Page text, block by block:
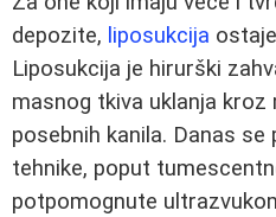
depozite, liposukcija
Liposukcija je hirurški
masnog tkiva uklanja
posebnih kanila. Danas se
tehnike, poput
potpomognute